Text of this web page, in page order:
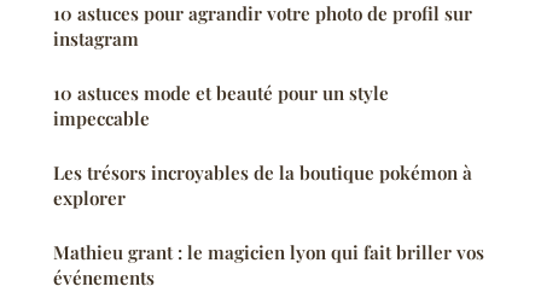
10 astuces pour agrandir votre photo de profil sur
instagram
10 astuces mode et beauté pour un style
impeccable
Les trésors incroyables de la boutique pokémon à
explorer
Mathieu grant : le magicien lyon qui fait briller vos
événements